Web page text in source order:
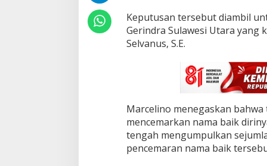
Keputusan tersebut diambil
Gerindra Sulawesi Utara yang
Selvanus, S.E.
Marcelino menegaskan
mencemarkan nama baik
tengah mengumpulkan
pencemaran nama baik